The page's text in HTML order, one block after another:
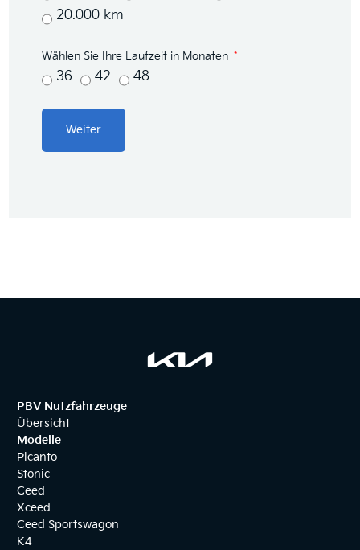
20.000 km
Wählen Sie Ihre Laufzeit in Monaten
36 42 48
Weiter
PBV Nutzfahrzeuge
Übersicht
Modelle
Picanto
Stonic
Ceed
Xceed
Ceed Sportswagon
K4